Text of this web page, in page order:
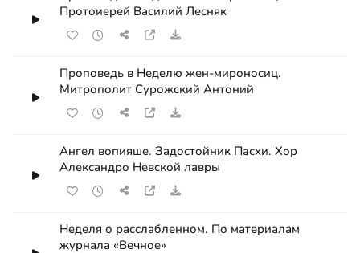
Протоиерей Василий Лесняк
Проповедь в Неделю жен-мироносиц.
Митрополит Сурожский Антоний
Ангел вопияше. Задостойник Пасхи. Хор
Александро Невской лавры
Неделя о расслабленном. По материалам
журнала «Вечное»